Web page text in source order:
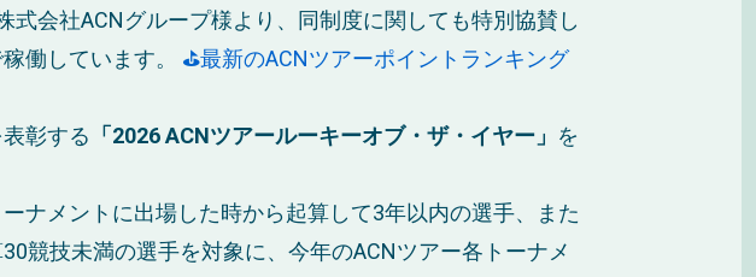
会社ACNグループ様より、同制度に関しても特別協賛し
働しています。 ⛳最新のACNツアーポイントランキング
彰する 「2026 ACNツアールーキーオブ・ザ・イヤー」 を
ナメントに出場した時から起算して3年以内の選手、また
競技未満の選手を対象に、今年のACNツアー各トーナメ